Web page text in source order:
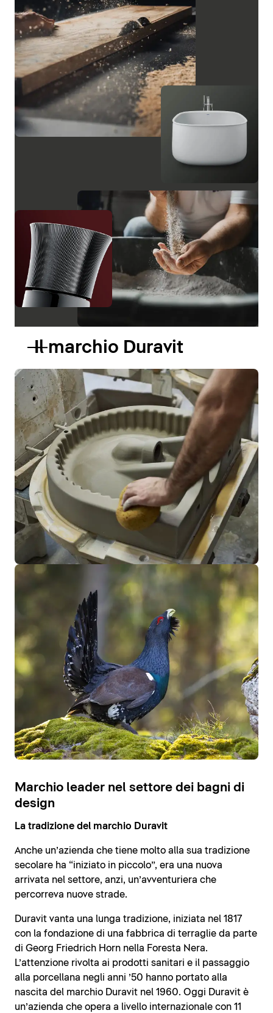
Il marchio Duravit
Marchio leader nel settore dei bagni di
design
La tradizione del marchio Duravit
Anche un’azienda che tiene molto alla sua tradizione
secolare ha “iniziato in piccolo”, era una nuova
arrivata nel settore, anzi, un’avventuriera che
percorreva nuove strade.
Duravit vanta una lunga tradizione, iniziata nel 1817
con la fondazione di una fabbrica di terraglie da parte
di Georg Friedrich Horn nella Foresta Nera.
L’attenzione rivolta ai prodotti sanitari e il passaggio
alla porcellana negli anni ’50 hanno portato alla
nascita del marchio Duravit nel 1960. Oggi Duravit è
un’azienda che opera a livello internazionale con 11